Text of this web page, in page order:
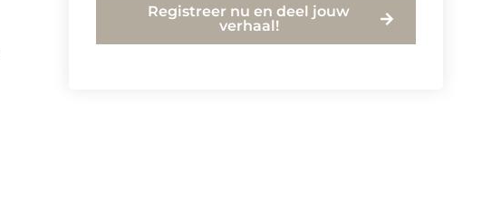
Registreer nu en deel jouw
verhaal!